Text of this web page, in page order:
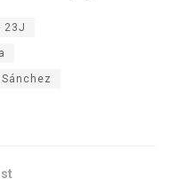
23J
Sánchez